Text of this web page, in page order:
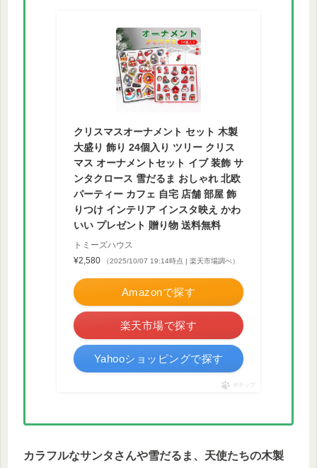
クリスマスオーナメント セット 木製
大盛り 飾り 24個入り ツリー クリス
マス オーナメントセット イブ 装飾 サ
ンタクロース 雪だるま おしゃれ 北欧
パーティー カフェ 自宅 店舗 部屋 飾
りつけ インテリア インスタ映え かわ
いい プレゼント 贈り物 送料無料
トミーズハウス
¥2,580
（2025/10/07 19:14時点 | 楽天市場調べ）
Amazonで探す
楽天市場で探す
Yahooショッピングで探す
ポチップ
カラフルなサンタさんや雪だるま、天使たちの木製